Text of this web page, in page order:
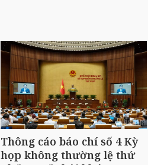
Thông cáo báo chí số 4 Kỳ
họp không thường lệ thứ